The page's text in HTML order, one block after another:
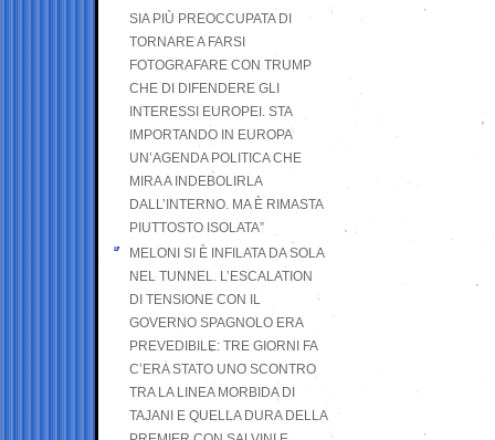
SIA PIÙ PREOCCUPATA DI
TORNARE A FARSI
FOTOGRAFARE CON TRUMP
CHE DI DIFENDERE GLI
INTERESSI EUROPEI. STA
IMPORTANDO IN EUROPA
UN’AGENDA POLITICA CHE
MIRA A INDEBOLIRLA
DALL’INTERNO. MA È RIMASTA
PIUTTOSTO ISOLATA”
MELONI SI È INFILATA DA SOLA
NEL TUNNEL. L’ESCALATION
DI TENSIONE CON IL
GOVERNO SPAGNOLO ERA
PREVEDIBILE: TRE GIORNI FA
C’ERA STATO UNO SCONTRO
TRA LA LINEA MORBIDA DI
TAJANI E QUELLA DURA DELLA